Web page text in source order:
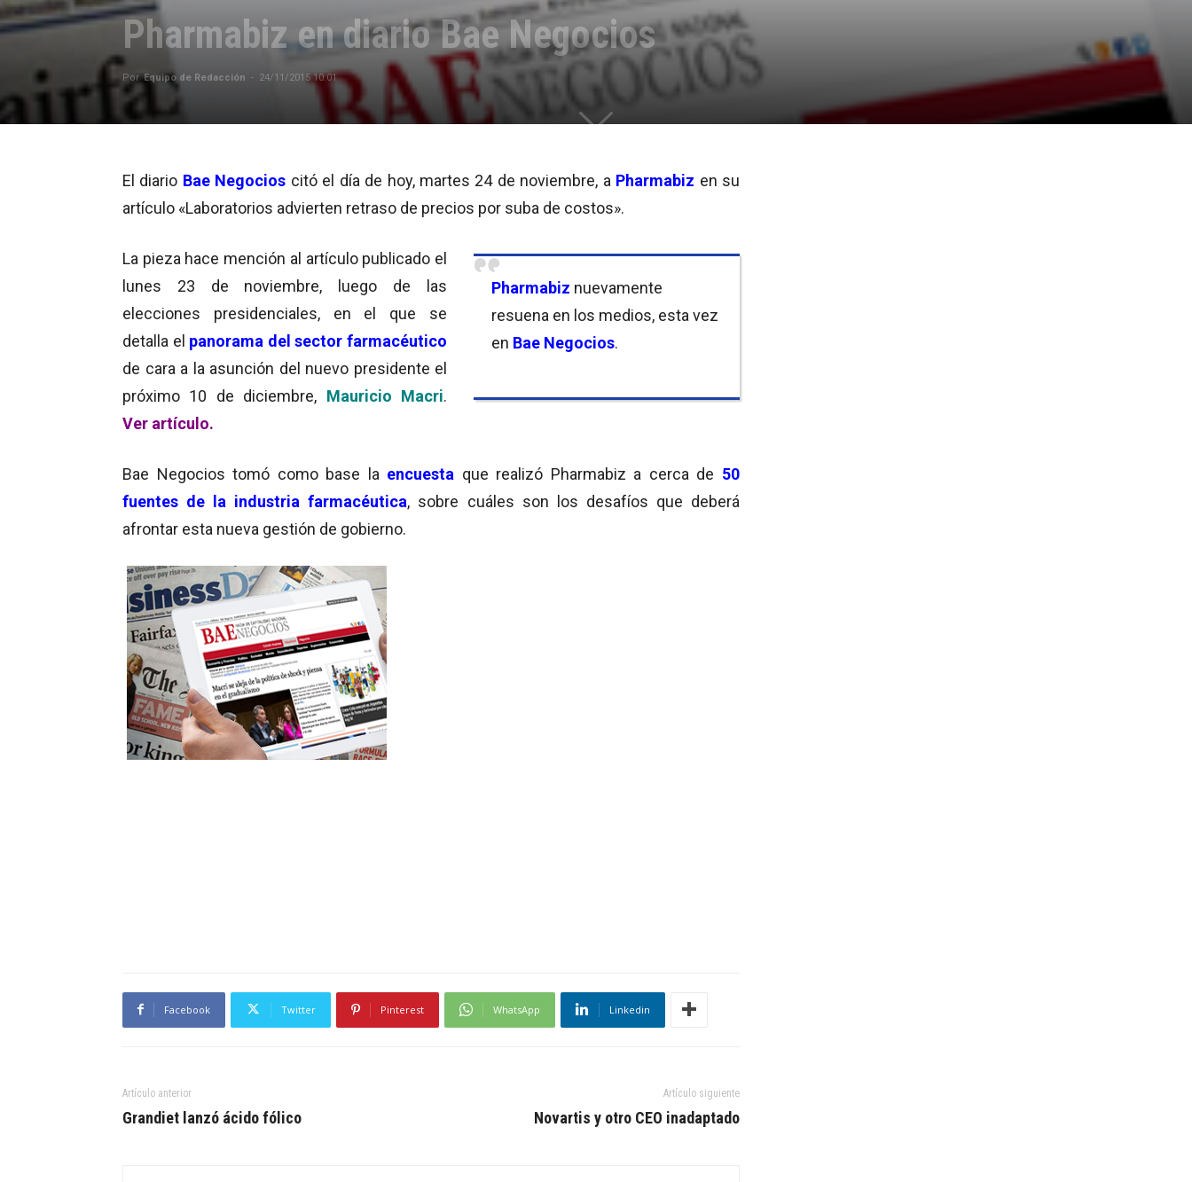
Pharmabiz en diario Bae Negocios
Por Equipo de Redacción - 24/11/2015 10:01
El diario Bae Negocios citó el día de hoy, martes 24 de noviembre, a Pharmabiz en su
artículo «Laboratorios advierten retraso de precios por suba de costos».
Pharmabiz nuevamente
resuena en los medios, esta vez
en Bae Negocios.
La pieza hace mención al artículo publicado el
lunes 23 de noviembre, luego de las
elecciones presidenciales, en el que se
detalla el panorama del sector farmacéutico
de cara a la asunción del nuevo presidente el
próximo 10 de diciembre, Mauricio Macri.
Ver artículo.
Bae Negocios tomó como base la encuesta que realizó Pharmabiz a cerca de 50
fuentes de la industria farmacéutica, sobre cuáles son los desafíos que deberá
afrontar esta nueva gestión de gobierno.
Facebook Twitter Pinterest WhatsApp Linkedin
Artículo anterior
Grandiet lanzó ácido fólico
Artículo siguiente
Novartis y otro CEO inadaptado